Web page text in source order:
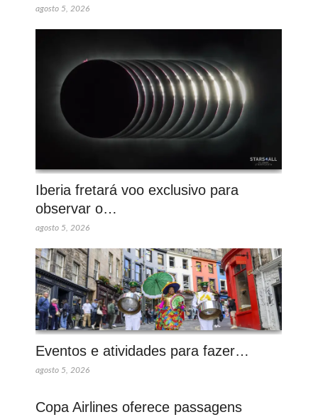
agosto 5, 2026
Iberia fretará voo exclusivo para
observar o…
agosto 5, 2026
Eventos e atividades para fazer…
agosto 5, 2026
Copa Airlines oferece passagens